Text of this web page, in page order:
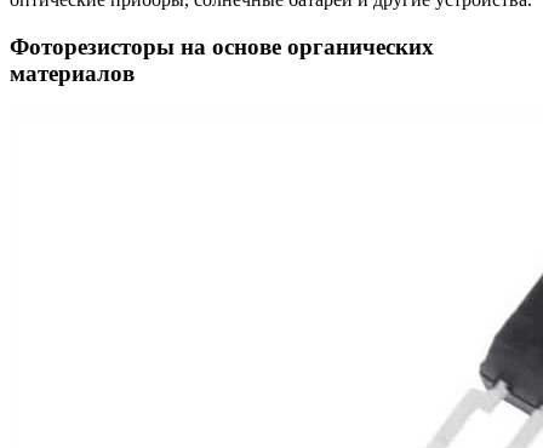
Фоторезисторы на основе органических
материалов